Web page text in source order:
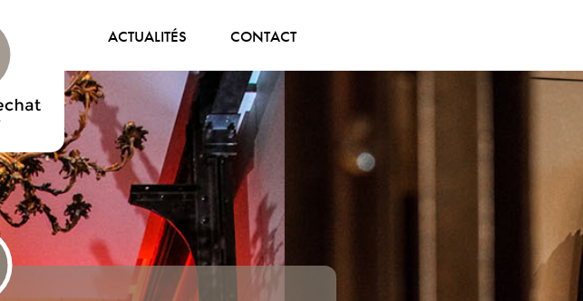
ACTUALITÉS CONTACT